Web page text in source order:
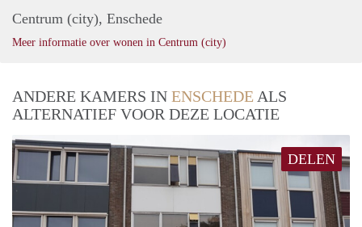
Centrum (city), Enschede
Meer informatie over wonen in Centrum (city)
ANDERE KAMERS IN ENSCHEDE ALS
ALTERNATIEF VOOR DEZE LOCATIE
DELEN